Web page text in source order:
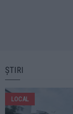
ȘTIRI
LOCAL